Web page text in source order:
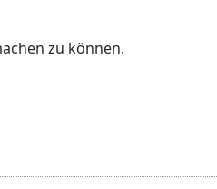
zu können.